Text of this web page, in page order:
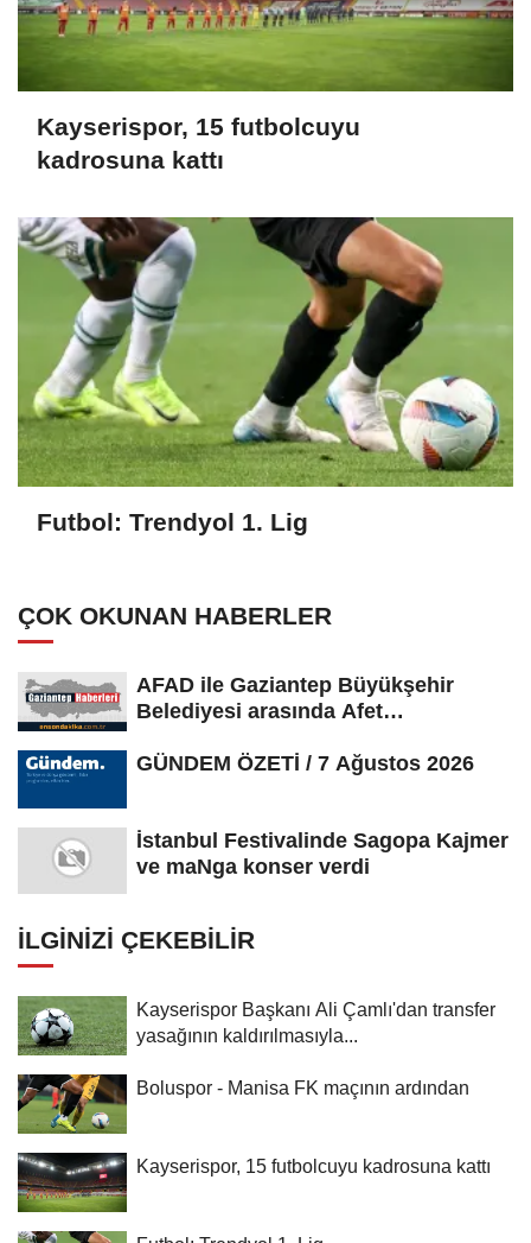
Kayserispor, 15 futbolcuyu
kadrosuna kattı
Futbol: Trendyol 1. Lig
ÇOK OKUNAN HABERLER
AFAD ile Gaziantep Büyükşehir
Belediyesi arasında Afet
GÜNDEM ÖZETİ / 7 Ağustos 2026
İstanbul Festivalinde Sagopa Kajmer
ve maNga konser verdi
İLGINIZI ÇEKEBILIR
Kayserispor Başkanı Ali Çamlı'dan transfer
yasağının kaldırılmasıyla...
Boluspor - Manisa FK maçının ardından
Kayserispor, 15 futbolcuyu kadrosuna kattı